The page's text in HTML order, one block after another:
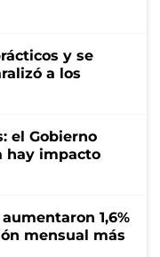
y se
a los
el Gobierno
hay impacto
1,6%
mensual más